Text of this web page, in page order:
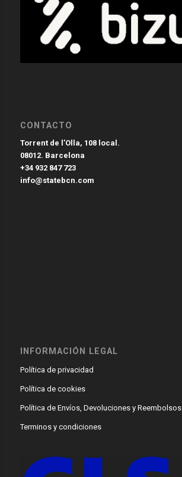
CONTACTO
Torrent de l’Olla, 108 local.
08012. Barcelona
+34 932 847 723
info@statebcn.com
INFORMACIÓN LEGAL
Política de privacidad
Política de cookies
Política de Envíos, Devoluciones y Reembolsos
Terminos y condiciones